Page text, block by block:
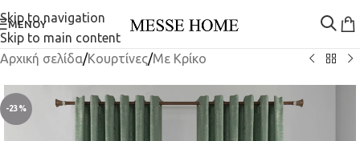
Skip to navigation
Skip to main content
ΜΕΝΟΎ
Αρχική σελίδα/Κουρτίνες/Mε Κρίκο
-23%